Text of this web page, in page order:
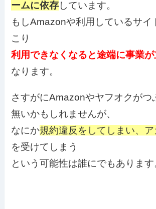
ームに依存しています。
もしAmazonや利用しているサイ
こり
利用できなくなると途端に事業が
なります。
さすがにAmazonやヤフオクがつ
無いかもしれませんが、
なにか規約違反をしてしまい、
を受けてしまう
という可能性は誰にでもあります